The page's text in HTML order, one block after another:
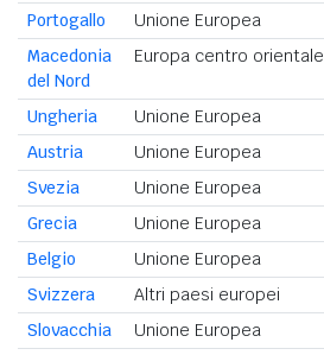
Portogallo Unione Europea
Macedonia
del Nord
Europa centro orientale
Ungheria Unione Europea
Austria
Unione Europea
Svezia
Unione Europea
Grecia
Unione Europea
Belgio
Unione Europea
Svizzera
Altri paesi europei
Slovacchia
Unione Europea